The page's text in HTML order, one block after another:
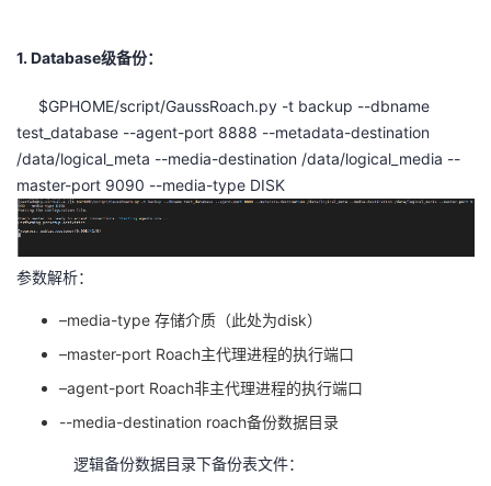
我
的
我
坛
圈
的
我
1. Database级备份：
$GPHOME/script/GaussRoach.py -t backup --dbname
test_database --agent-port 8888 --metadata-destination
/data/logical_meta --media-destination /data/logical_media --
master-port 9090 --media-type DISK
参数解析：
–media-type 存储介质（此处为disk）
–master-port Roach主代理进程的执行端口
–agent-port Roach非主代理进程的执行端口
--media-destination roach备份数据目录
逻辑备份数据目录下备份表文件：